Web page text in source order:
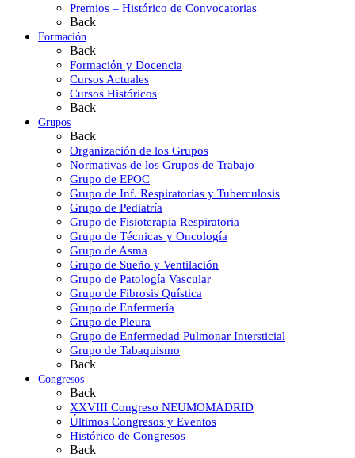
Premios – Histórico de Convocatorias
Back
Formación
Back
Formación y Docencia
Cursos Actuales
Cursos Históricos
Back
Grupos
Back
Organización de los Grupos
Normativas de los Grupos de Trabajo
Grupo de EPOC
Grupo de Inf. Respiratorias y Tuberculosis
Grupo de Pediatría
Grupo de Fisioterapia Respiratoria
Grupo de Técnicas y Oncología
Grupo de Asma
Grupo de Sueño y Ventilación
Grupo de Patología Vascular
Grupo de Fibrosis Quística
Grupo de Enfermería
Grupo de Pleura
Grupo de Enfermedad Pulmonar Intersticial
Grupo de Tabaquismo
Back
Congresos
Back
XXVIII Congreso NEUMOMADRID
Últimos Congresos y Eventos
Histórico de Congresos
Back